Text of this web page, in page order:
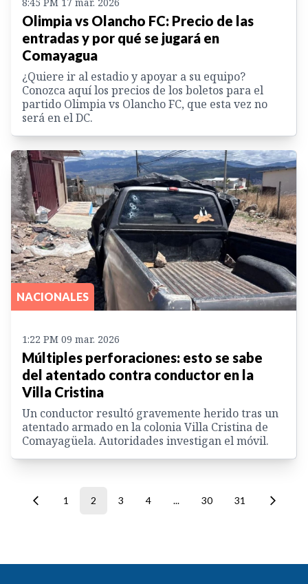
Olimpia vs Olancho FC: Precio de las
entradas y por qué se jugará en
Comayagua
¿Quiere ir al estadio y apoyar a su equipo?
Conozca aquí los precios de los boletos para el
partido Olimpia vs Olancho FC, que esta vez no
será en el DC.
NACIONALES
1:22 PM 09 mar. 2026
Múltiples perforaciones: esto se sabe
del atentado contra conductor en la
Villa Cristina
Un conductor resultó gravemente herido tras un
atentado armado en la colonia Villa Cristina de
Comayagüela. Autoridades investigan el móvil.
1 2 3 4 ... 30 31